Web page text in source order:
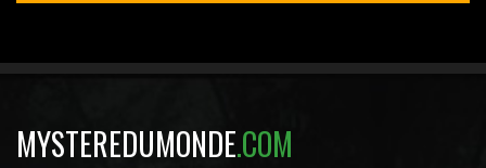
MYSTEREDUMONDE.COM